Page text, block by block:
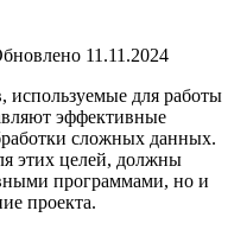
11.11.2024
для работы
эффективные
сложных данных.
этих целей, должны
программами, но и
проекта.